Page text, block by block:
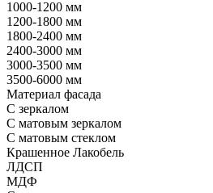
1000-1200 мм
1200-1800 мм
1800-2400 мм
2400-3000 мм
3000-3500 мм
3500-6000 мм
Материал фасада
С зеркалом
С матовым зеркалом
С матовым стеклом
Крашенное Лакобель
ЛДСП
МДФ